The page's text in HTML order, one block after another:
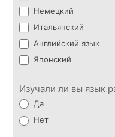
Немецкий
Итальянский
Английский язык
Японский
Изучали ли вы язык
Да
Нет